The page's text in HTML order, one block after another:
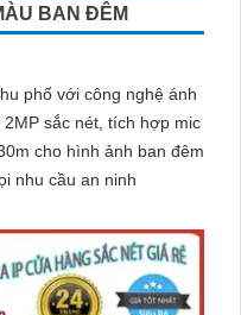
BAN ĐÊM
phố với công nghệ ánh
sắc nét, tích hợp mic
nhu cầu an ninh